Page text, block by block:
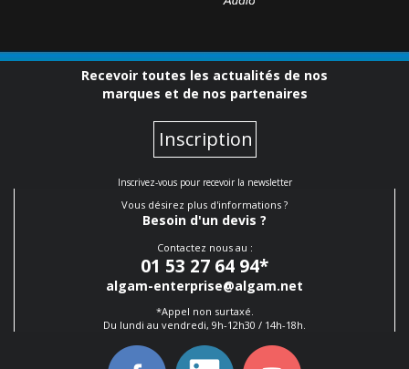
Recevoir toutes les actualités de nos
marques et de nos partenaires
Inscription
Inscrivez-vous pour recevoir la newsletter
Vous désirez plus d'informations ?
Besoin d'un devis ?
Contactez nous au :
01 53 27 64 94*
algam-enterprise@algam.net
*Appel non surtaxé.
Du lundi au vendredi, 9h-12h30 / 14h-18h.